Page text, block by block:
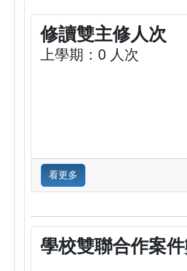
修讀雙主修人次
上學期：0 人次
看更多
學校雙聯合作案